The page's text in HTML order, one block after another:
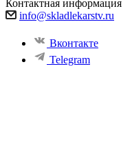
Контактная информация
info@skladlekarstv.ru
Вконтакте
Telegram